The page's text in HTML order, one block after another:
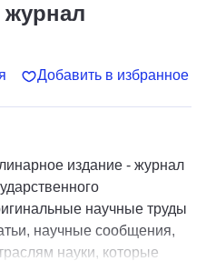
Добавить в избранное
издание - журнал
научные труды
научные сообщения,
науки, которые